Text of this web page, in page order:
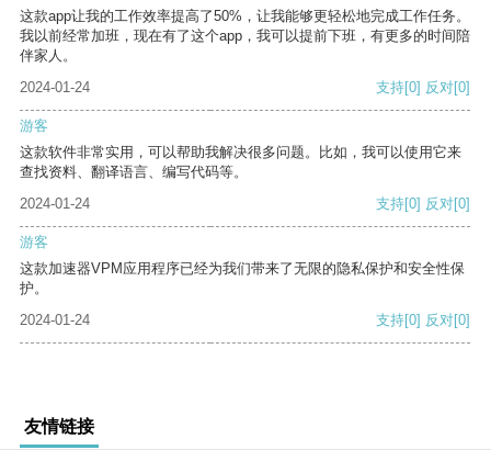
这款app让我的工作效率提高了50%，让我能够更轻松地完成工作任务。
我以前经常加班，现在有了这个app，我可以提前下班，有更多的时间陪
伴家人。
2024-01-24
支持[0] 反对[0]
游客
这款软件非常实用，可以帮助我解决很多问题。比如，我可以使用它来
查找资料、翻译语言、编写代码等。
2024-01-24
支持[0] 反对[0]
游客
这款加速器VPM应用程序已经为我们带来了无限的隐私保护和安全性保
护。
2024-01-24
支持[0] 反对[0]
友情链接